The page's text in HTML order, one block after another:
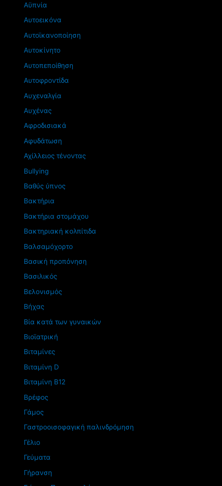
Αϋπνία
Αυτοεικόνα
Αυτοϊκανοποίηση
Αυτοκίνητο
Αυτοπεποίθηση
Αυτοφροντίδα
Αυχεναλγία
Αυχένας
Αφροδισιακά
Αφυδάτωση
Αχίλλειος τένοντας
Βullying
Βαθύς ύπνος
Βακτήρια
Βακτήρια στομάχου
Βακτηριακή κολπίτιδα
Βαλσαμόχορτο
Βασική προπόνηση
Βασιλικός
Βελονισμός
Βήχας
Βία κατά των γυναικών
Βιοϊατρική
Βιταμίνες
Βιταμίνη D
Βιταμίνη Β12
Βρέφος
Γάμος
Γαστροοισοφαγική παλινδρόμηση
Γέλιο
Γεύματα
Γήρανση